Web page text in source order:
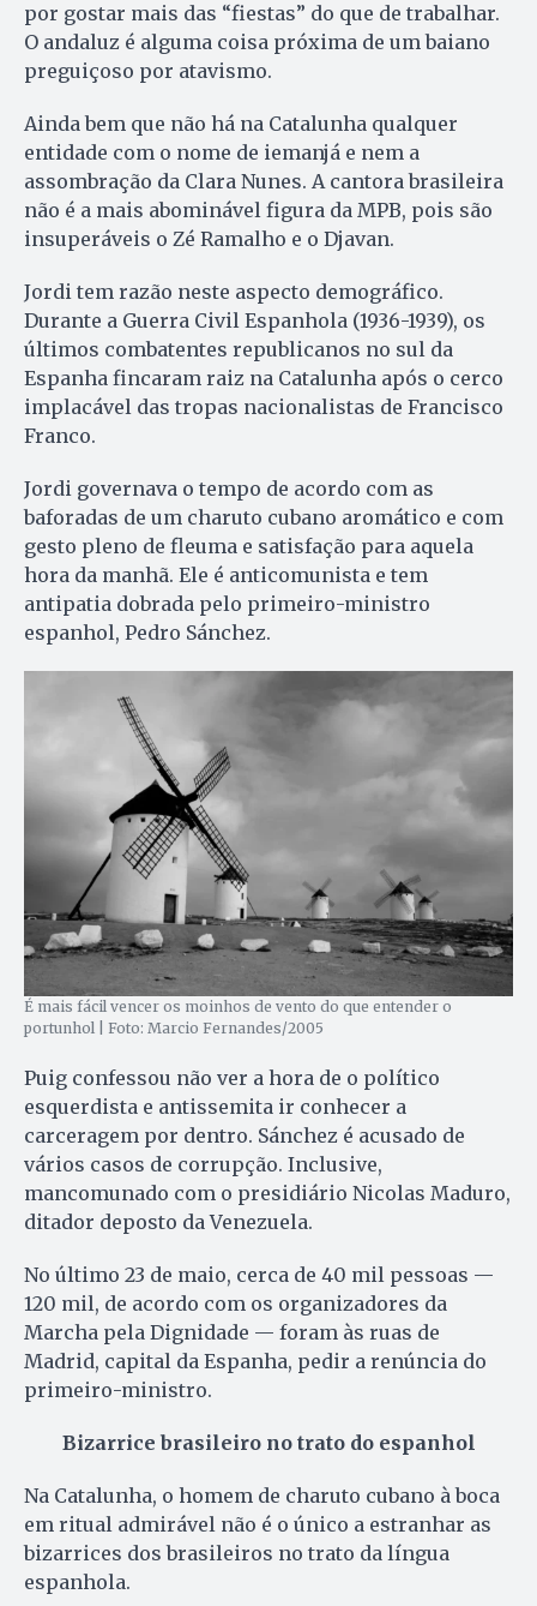
por gostar mais das “fiestas” do que de trabalhar.
O andaluz é alguma coisa próxima de um baiano
preguiçoso por atavismo.
Ainda bem que não há na Catalunha qualquer
entidade com o nome de iemanjá e nem a
assombração da Clara Nunes. A cantora brasileira
não é a mais abominável figura da MPB, pois são
insuperáveis o Zé Ramalho e o Djavan.
Jordi tem razão neste aspecto demográfico.
Durante a Guerra Civil Espanhola (1936-1939), os
últimos combatentes republicanos no sul da
Espanha fincaram raiz na Catalunha após o cerco
implacável das tropas nacionalistas de Francisco
Franco.
Jordi governava o tempo de acordo com as
baforadas de um charuto cubano aromático e com
gesto pleno de fleuma e satisfação para aquela
hora da manhã. Ele é anticomunista e tem
antipatia dobrada pelo primeiro-ministro
espanhol, Pedro Sánchez.
É mais fácil vencer os moinhos de vento do que entender o
portunhol | Foto: Marcio Fernandes/2005
Puig confessou não ver a hora de o político
esquerdista e antissemita ir conhecer a
carceragem por dentro. Sánchez é acusado de
vários casos de corrupção. Inclusive,
mancomunado com o presidiário Nicolas Maduro,
ditador deposto da Venezuela.
No último 23 de maio, cerca de 40 mil pessoas —
120 mil, de acordo com os organizadores da
Marcha pela Dignidade — foram às ruas de
Madrid, capital da Espanha, pedir a renúncia do
primeiro-ministro.
Bizarrice brasileiro no trato do espanhol
Na Catalunha, o homem de charuto cubano à boca
em ritual admirável não é o único a estranhar as
bizarrices dos brasileiros no trato da língua
espanhola.